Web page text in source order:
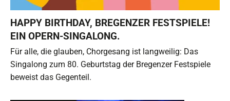
HAPPY BIRTHDAY, BREGENZER FESTSPIELE!
EIN OPERN-SINGALONG.
Für alle, die glauben, Chorgesang ist langweilig: Das
Singalong zum 80. Geburtstag der Bregenzer Festspiele
beweist das Gegenteil.